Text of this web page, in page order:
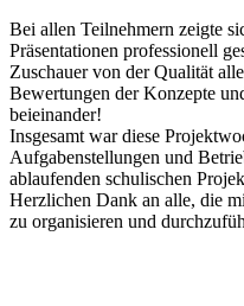
Bei allen Teilnehmern zeigte
Präsentationen professionell
Zuschauer von der Qualität
Bewertungen der Konzepte
beieinander!
Insgesamt war diese
Aufgabenstellungen und
ablaufenden schulischen
Herzlichen Dank an alle, die
zu organisieren und